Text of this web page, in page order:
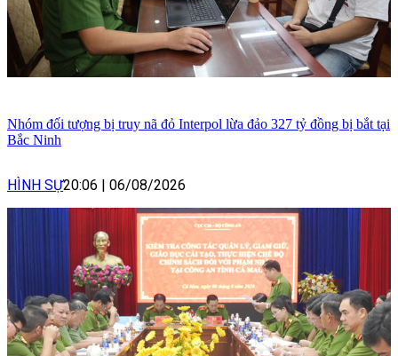
Nhóm đối tượng bị truy nã đỏ Interpol lừa đảo 327 tỷ đồng bị bắt tại
Bắc Ninh
HÌNH SỰ20:06 06/08/2026